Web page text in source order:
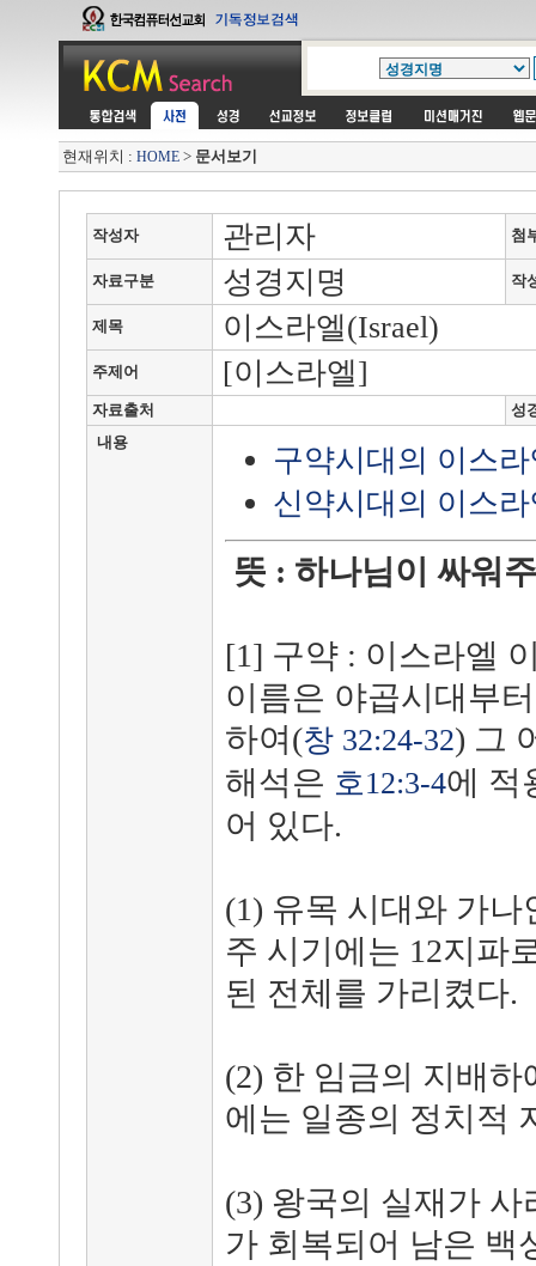
현재위치 : HOME > 문서보기
작성자 관리자 첨
자료구분 성경지명 작
제목 이스라엘(Israel)
주제어 [이스라엘]
자료출처
성
내용
구약시대의 이스
신약시대의 이스
뜻 : 하나님이 싸워
[1] 구약 : 이스라엘
이름은 야곱시대부
하여(창 32:24-32) 그
해석은 호12:3-4에 적
어 있다.
(1) 유목 시대와 가나
주 시기에는 12지파
된 전체를 가리켰다.
(2) 한 임금의 지배
에는 일종의 정치적
(3) 왕국의 실재가
가 회복되어 남은 백